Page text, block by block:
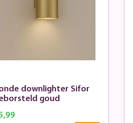
downlighter Sifor
goud